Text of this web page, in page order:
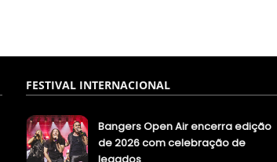
FESTIVAL INTERNACIONAL
Bangers Open Air encerra edição
de 2026 com celebração de